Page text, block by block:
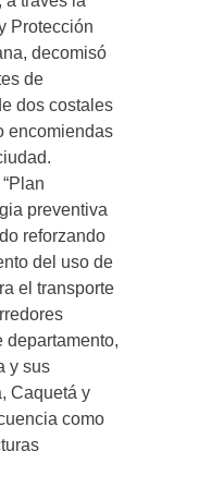
Protección
decomisó
de
dos costales
encomiendas
preventiva
reforzando
del uso de
el transporte
departamento,
y sus
Caquetá y
como